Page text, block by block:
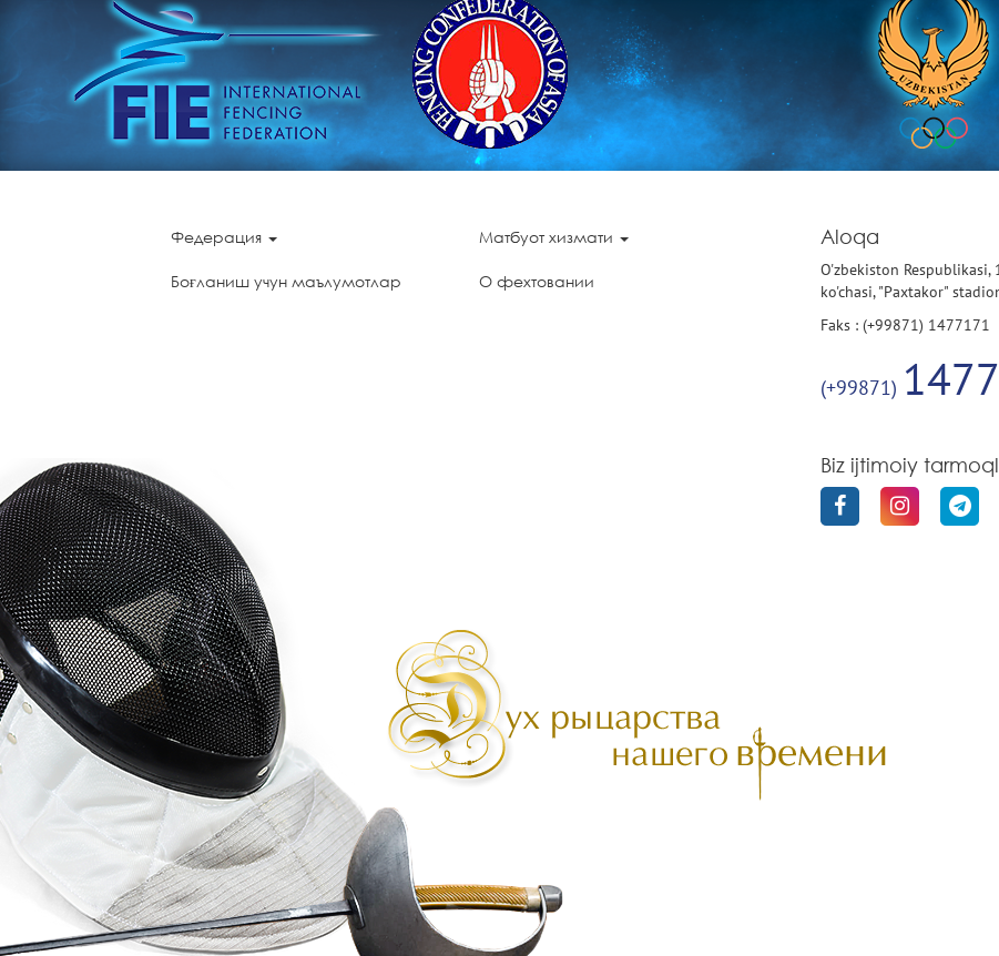
Федерация Матбуот хизмати
Боғланиш учун маълумотлар О фехтовании
Aloqa
O'zbekiston Respublikasi,
ko'chasi, "Paxtakor"
Faks : (+99871) 1477171
(+99871)
Biz ijtimoiy